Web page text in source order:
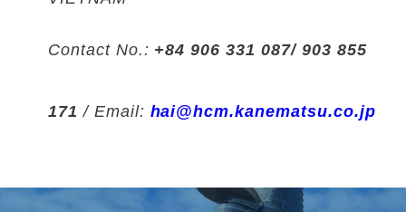
Contact No.: +84 906 331 087/ 903 855
171 / Email: hai@hcm.kanematsu.co.jp